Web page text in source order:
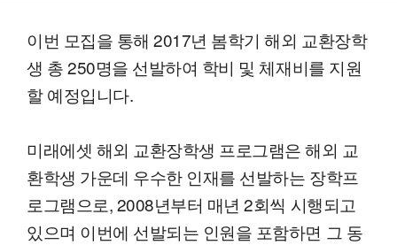
이번 모집을 통해 2017년 봄학기 해외 교환장학
생 총 250명을 선발하여 학비 및 체재비를 지원
할 예정입니다.
미래에셋 해외 교환장학생 프로그램은 해외 교
환학생 가운데 우수한 인재를 선발하는 장학프
로그램으로, 2008년부터 매년 2회씩 시행되고
있으며 이번에 선발되는 인원을 포함하면 그 동